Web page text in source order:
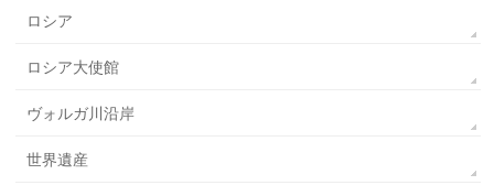
ロシア
ロシア大使館
ヴォルガ川沿岸
世界遺産